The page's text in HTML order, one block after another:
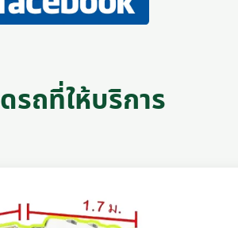
รถที่ให้บริการ